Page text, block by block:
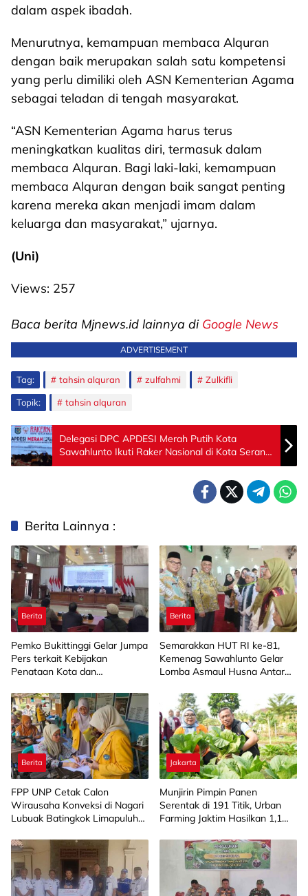
dalam aspek ibadah.
Menurutnya, kemampuan membaca Alquran
dengan baik merupakan salah satu kompetensi
yang perlu dimiliki oleh ASN Kementerian Agama
sebagai teladan di tengah masyarakat.
“ASN Kementerian Agama harus terus
meningkatkan kualitas diri, termasuk dalam
membaca Alquran. Bagi laki-laki, kemampuan
membaca Alquran dengan baik sangat penting
karena mereka akan menjadi imam dalam
keluarga dan masyarakat,” ujarnya.
(Uni)
Views: 257
Baca berita Mjnews.id lainnya di Google News
ADVERTISEMENT
Tag: tahsin alquran zulfahmi Zulkifli
Topik: tahsin alquran
Delegasi DPC APDESI Merah Putih Kota
Sawahlunto Ikuti Raker Nasional di Kota Serang
Banten
Berita Lainnya :
Berita
Pemko Bukittinggi Gelar Jumpa
Pers terkait Kebijakan
Penataan Kota dan
Daerah
Berita
Semarakkan HUT RI ke-81,
Kemenag Sawahlunto Gelar
Lomba Asmaul Husna Antar
Berita
FPP UNP Cetak Calon
Wirausaha Konveksi di Nagari
Lubuak Batingkok Limapuluh
Jakarta
Munjirin Pimpin Panen
Serentak di 191 Titik, Urban
Farming Jaktim Hasilkan 1,1